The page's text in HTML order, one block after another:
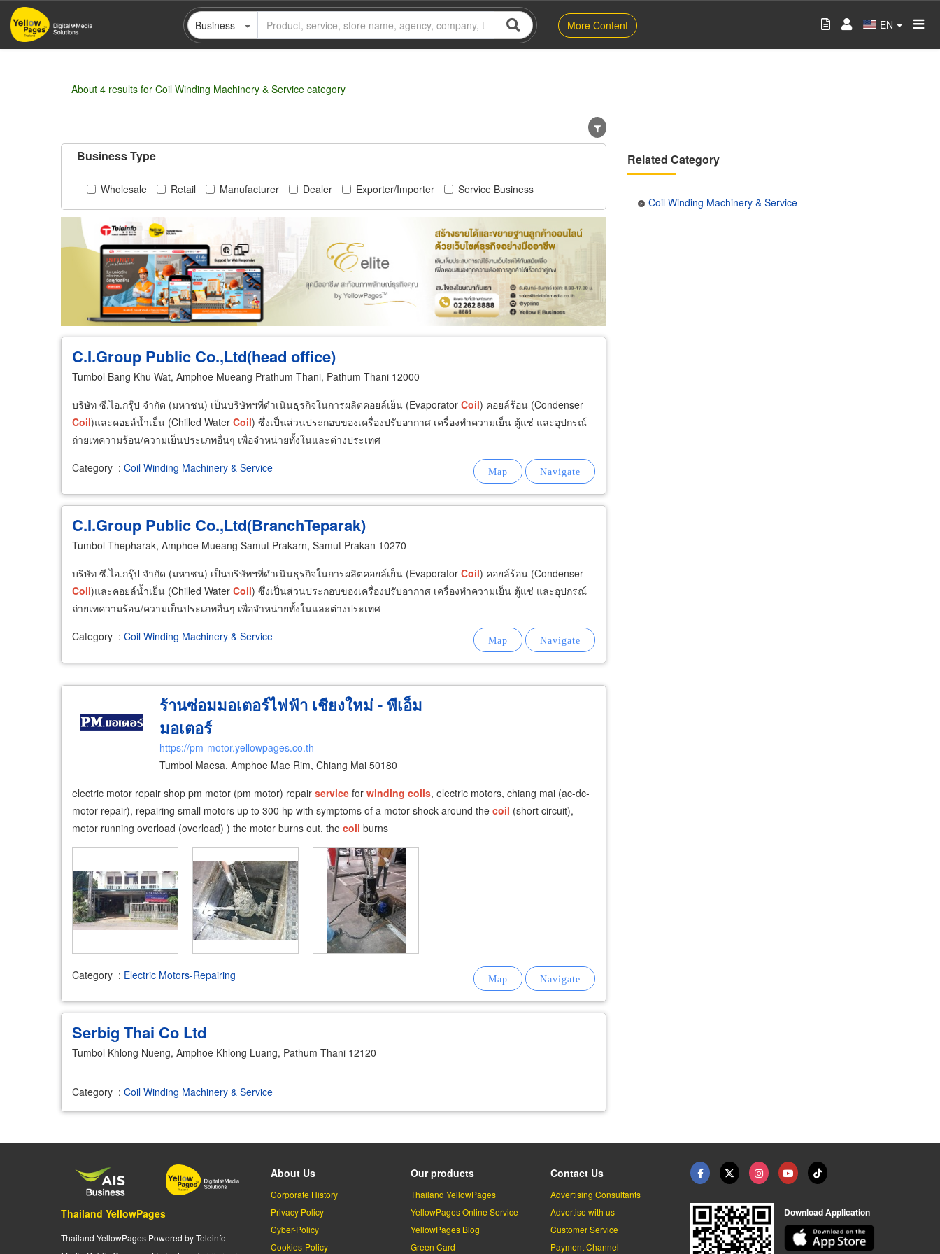
Skip
main
Business More Content EN
About 4 results for Coil Winding Machinery & Service category
Business Type
Wholesale Retail Manufacturer Dealer Exporter/Importer Service Business
C.I.Group Public Co.,Ltd(head office)
Tumbol Bang Khu Wat, Amphoe Mueang Prathum Thani, Pathum Thani 12000
บริษัท ซี.ไอ.กรุ๊ป จำกัด (มหาชน) เป็นบริษัทฯที่ดำเนินธุรกิจในการผลิตคอยล์เย็น (Evaporator Coil) คอยล์ร้อน (Condenser
Coil)และคอยล์น้ำเย็น (Chilled Water Coil) ซึ่งเป็นส่วนประกอบของเครื่องปรับอากาศ เครื่องทำความเย็น ตู้แช่ และอุปกรณ์
ถ่ายเทความร้อน/ความเย็นประเภทอื่นๆ เพื่อจำหน่ายทั้งในและต่างประเทศ
Category : Coil Winding Machinery & Service
C.I.Group Public Co.,Ltd(BranchTeparak)
Tumbol Thepharak, Amphoe Mueang Samut Prakarn, Samut Prakan 10270
บริษัท ซี.ไอ.กรุ๊ป จำกัด (มหาชน) เป็นบริษัทฯที่ดำเนินธุรกิจในการผลิตคอยล์เย็น (Evaporator Coil) คอยล์ร้อน (Condenser
Coil)และคอยล์น้ำเย็น (Chilled Water Coil) ซึ่งเป็นส่วนประกอบของเครื่องปรับอากาศ เครื่องทำความเย็น ตู้แช่ และอุปกรณ์
ถ่ายเทความร้อน/ความเย็นประเภทอื่นๆ เพื่อจำหน่ายทั้งในและต่างประเทศ
Category : Coil Winding Machinery & Service
ร้านซ่อมมอเตอร์ไฟฟ้า เชียงใหม่ - พีเอ็ม
มอเตอร์
https://pm-motor.yellowpages.co.th
Tumbol Maesa, Amphoe Mae Rim, Chiang Mai 50180
​electric motor repair shop pm motor (pm motor) repair service for winding coils, electric motors, chiang mai (ac-dc-
motor repair), repairing small motors up to 300 hp with symptoms of a motor shock around the coil (short circuit),
motor running overload (overload) ) the motor burns out, the coil burns
Category : Electric Motors-Repairing
Serbig Thai Co Ltd
Tumbol Khlong Nueng, Amphoe Khlong Luang, Pathum Thani 12120
Category : Coil Winding Machinery & Service
Related Category
Coil Winding Machinery & Service
Thailand YellowPages
Thailand YellowPages Powered by Teleinfo
About Us
Corporate History
Privacy Policy
Cyber-Policy
Cookies-Policy
Our products
Thailand YellowPages
YellowPages Online Service
YellowPages Blog
Green Card
Contact Us
Advertising Consultants
Advertise with us
Customer Service
Payment Channel
Download Application